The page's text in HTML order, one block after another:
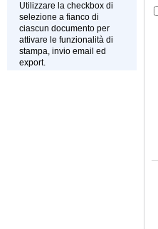
Utilizzare la checkbox di
selezione a fianco di
ciascun documento per
attivare le funzionalità di
stampa, invio email ed
export.